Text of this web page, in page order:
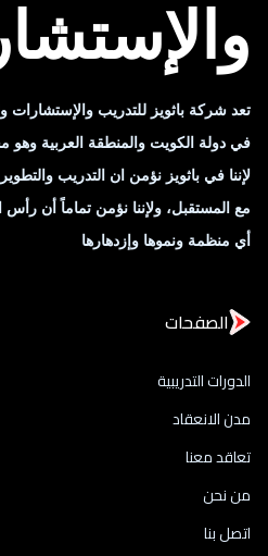
تعد شركة باثويز للتدريب
في دولة الكويت والمنطقة العربية وهو
لإننا في باثويز نؤمن ان التدريب
مع المستقبل، ولإننا نؤمن تماماً أن
أي منظمة ونموها وإزدهارها
الصفحات
الدورات التدريبية
مدن الانعقاد
تعاقد معنا
من نحن
اتصل بنا